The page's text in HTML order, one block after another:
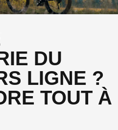
DU
LIGNE ?
TOUT À